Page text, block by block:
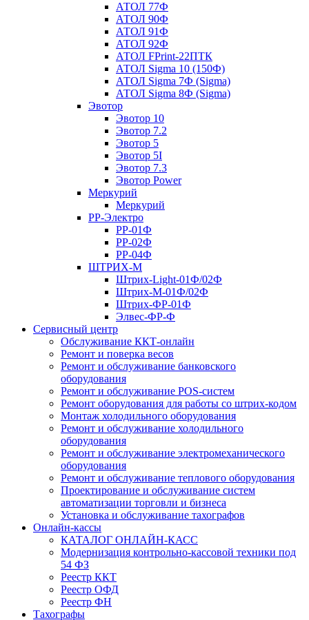
АТОЛ 77Ф
АТОЛ 90Ф
АТОЛ 91Ф
АТОЛ 92Ф
АТОЛ FPrint-22ПТК
АТОЛ Sigma 10 (150Ф)
АТОЛ Sigma 7Ф (Sigma)
АТОЛ Sigma 8Ф (Sigma)
Эвотор
Эвотор 10
Эвотор 7.2
Эвотор 5
Эвотор 5I
Эвотор 7.3
Эвотор Power
Меркурий
Меркурий
РР-Электро
РР-01Ф
РР-02Ф
РР-04Ф
ШТРИХ-М
Штрих-Light-01Ф/02Ф
Штрих-М-01Ф/02Ф
Штрих-ФР-01Ф
Элвес-ФР-Ф
Сервисный центр
Обслуживание ККТ-онлайн
Ремонт и поверка весов
Ремонт и обслуживание банковского
оборудования
Ремонт и обслуживание POS-систем
Ремонт оборудования для работы со штрих-кодом
Монтаж холодильного оборудования
Ремонт и обслуживание холодильного
оборудования
Ремонт и обслуживание электромеханического
оборудования
Ремонт и обслуживание теплового оборудования
Проектирование и обслуживание систем
автоматизации торговли и бизнеса
Установка и обслуживание тахографов
Онлайн-кассы
КАТАЛОГ ОНЛАЙН-КАСС
Модернизация контрольно-кассовой техники под
54 ФЗ
Реестр ККТ
Реестр ОФД
Реестр ФН
Тахографы